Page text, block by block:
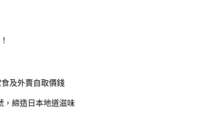
食及外賣自取價錢
，締造日本地道滋味